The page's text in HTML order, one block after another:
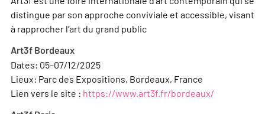
distingue par son approche conviviale et accessible, visant
à rapprocher l’art du grand public
Art3f Bordeaux
Dates: 05–07/12/2025
Lieux: Parc des Expositions, Bordeaux, France
Lien vers le site : https://www.art3f.fr/bordeaux/